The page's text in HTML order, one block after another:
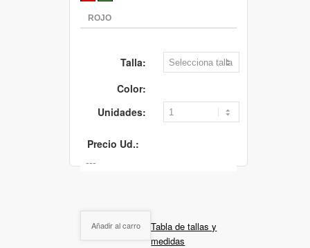
Talla:
Color:
Unidades:
Precio Ud.:
Añadir al carro
Tabla de tallas y
medidas